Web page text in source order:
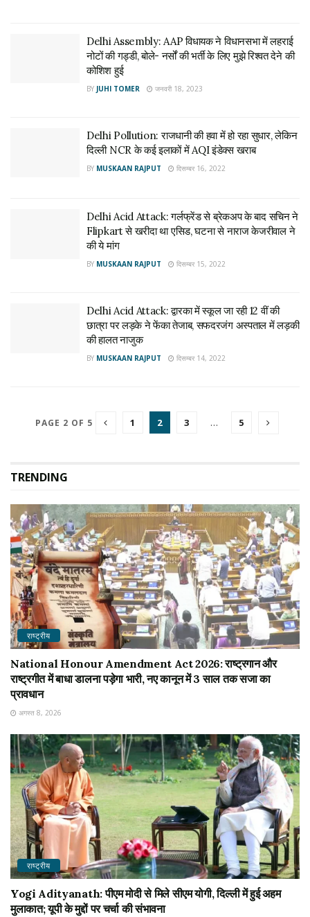
Delhi Assembly: AAP विधायक ने विधानसभा में लहराई
नोटों की गड्डी, बोले- नर्सों की भर्ती के लिए मुझे रिश्वत देने की
कोशिश हुई
BY JUHI TOMER जनवरी 18, 2023
Delhi Pollution: राजधानी की हवा में हो रहा सुधार, लेकिन
दिल्ली NCR के कई इलाकों में AQI इंडेक्स खराब
BY MUSKAAN RAJPUT दिसम्बर 16, 2022
Delhi Acid Attack: गर्लफ्रेंड से ब्रेकअप के बाद सचिन ने
Flipkart से खरीदा था एसिड, घटना से नाराज केजरीवाल ने
की ये मांग
BY MUSKAAN RAJPUT दिसम्बर 15, 2022
Delhi Acid Attack: द्वारका में स्कूल जा रही 12 वीं की
छात्रा पर लड़के ने फेंका तेजाब, सफदरजंग अस्पताल में लड़की
की हालत नाजुक
BY MUSKAAN RAJPUT दिसम्बर 14, 2022
PAGE 2 OF 5 1 2 3 … 5
TRENDING
राष्ट्रीय
National Honour Amendment Act 2026: राष्ट्रगान और
राष्ट्रगीत में बाधा डालना पड़ेगा भारी, नए कानून में 3 साल तक सजा का
प्रावधान
अगस्त 8, 2026
राष्ट्रीय
Yogi Adityanath: पीएम मोदी से मिले सीएम योगी, दिल्ली में हुई अहम
मुलाकात; यूपी के मुद्दों पर चर्चा की संभावना